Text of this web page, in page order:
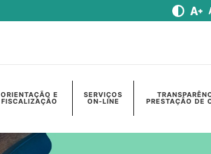
ORIENTAÇÃO E
FISCALIZAÇÃO
SERVIÇOS
ON-LINE PRESTAÇÃO DE